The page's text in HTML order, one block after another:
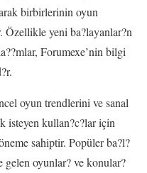
birbirlerinin oyun
Özellikle yeni ba?layanlar?n
Forumexe’nin bilgi
oyun trendlerini ve sanal
isteyen kullan?c?lar için
sahiptir. Popüler ba?l?
oyunlar? ve konular?